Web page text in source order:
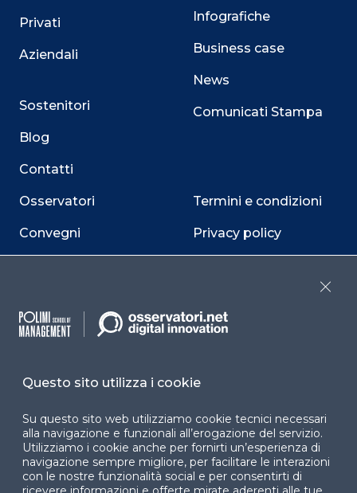
Privati
Aziendali
Sostenitori
Blog
Contatti
Osservatori
Convegni
Infografiche
Business case
News
Comunicati Stampa
Termini e condizioni
Privacy policy
Dichiarazione di
Cookie Center
Facebook LinkedIn
Questo sito utilizza i cookie
Su questo sito web utilizziamo cookie tecnici necessari
alla navigazione e funzionali all’erogazione del servizio.
Utilizziamo i cookie anche per fornirti un’esperienza di
navigazione sempre migliore, per facilitare le interazioni
con le nostre funzionalità social e per consentirti di